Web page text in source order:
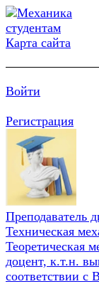
Карта сайта
Войти
Регистрация
Преподаватель
Техническая
Теоретическая
доцент, к.т.н.
соответствии с